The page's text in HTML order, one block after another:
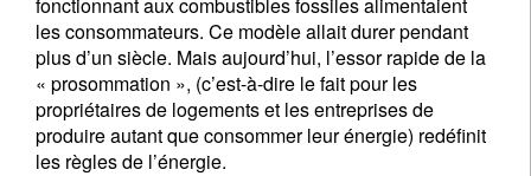
les consommateurs. Ce modèle allait durer pendant
plus d’un siècle. Mais aujourd’hui, l’essor rapide de la
« prosommation », (c’est-à-dire le fait pour les
propriétaires de logements et les entreprises de
produire autant que consommer leur énergie) redéfinit
les règles de l’énergie.